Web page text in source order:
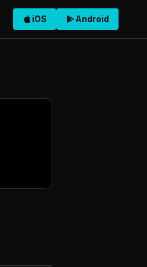
iOS Android